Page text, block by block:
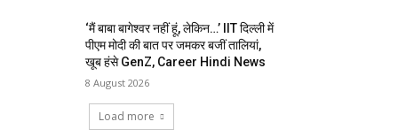
‘मैं बाबा बागेश्वर नहीं हूं, लेकिन…’ IIT दिल्ली में
पीएम मोदी की बात पर जमकर बजीं तालियां,
खूब हंसे GenZ, Career Hindi News
8 August 2026
Load more